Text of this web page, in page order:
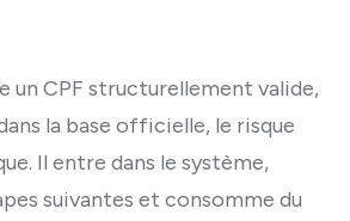
un CPF structurellement valide,
la base officielle, le risque
Il entre dans le système,
suivantes et consomme du